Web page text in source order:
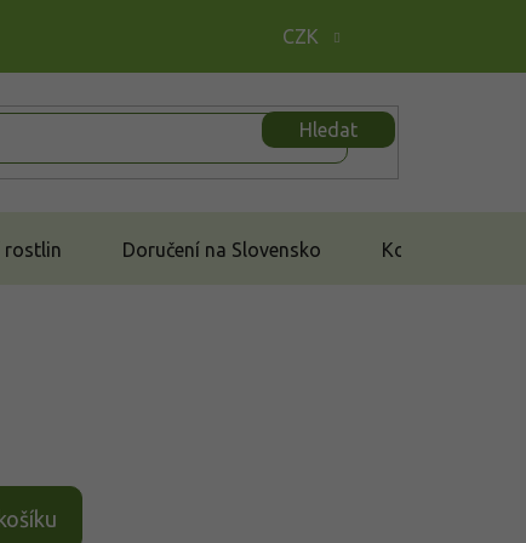
CZK
Hledat
rostlin Doručení na Slovensko Kontakt